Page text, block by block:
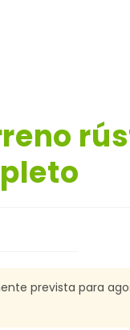
prevista para